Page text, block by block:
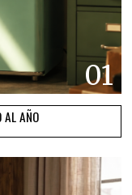
01
AL AÑO